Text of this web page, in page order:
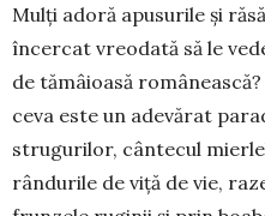
Mulți adoră apusurile și
încercat vreodată să le
de tămâioasă
ceva este un adevărat
strugurilor, cântecul
rândurile de viță de vie,